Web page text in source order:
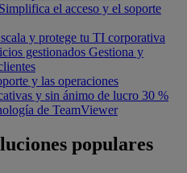
Simplifica el acceso y el soporte
y protege tu TI corporativa
gestionados Gestiona y
y las operaciones
y sin ánimo de lucro 30 %
de TeamViewer
populares